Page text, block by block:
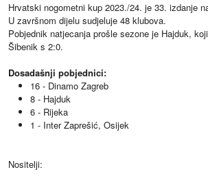
Hrvatski nogometni kup 2023./24. je 33. izdanje
U završnom dijelu sudjeluje 48 klubova.
Pobjednik natjecanja prošle sezone je Hajduk,
Šibenik s 2:0.
Dosadašnji pobjednici:
16 - Dinamo Zagreb
8 - Hajduk
6 - Rijeka
1 - Inter Zaprešić, Osijek
Nositelji: